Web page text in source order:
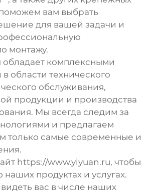
вам выбрать
для вашей задачи и
монтажу.
комплексными
области технического
обслуживания,
продукции и производства
Мы всегда следим за
и предлагаем
только самые современные и
https://www.yiyuan.ru, чтобы
наших продуктах и услугах.
вас в числе наших